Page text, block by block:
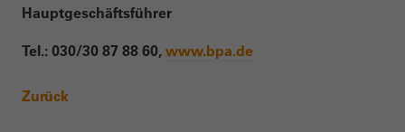
Hauptgeschäftsführer
Tel.: 030/30 87 88 60, www.bpa.de
Zurück